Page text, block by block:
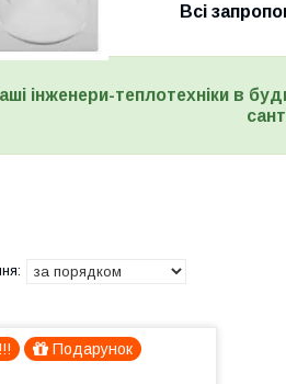
Всі
інженери-теплотехніки в
Подарунок